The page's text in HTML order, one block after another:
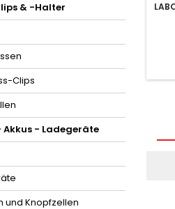
& -Halter
Clips
- Ladegeräte
und Knopfzellen